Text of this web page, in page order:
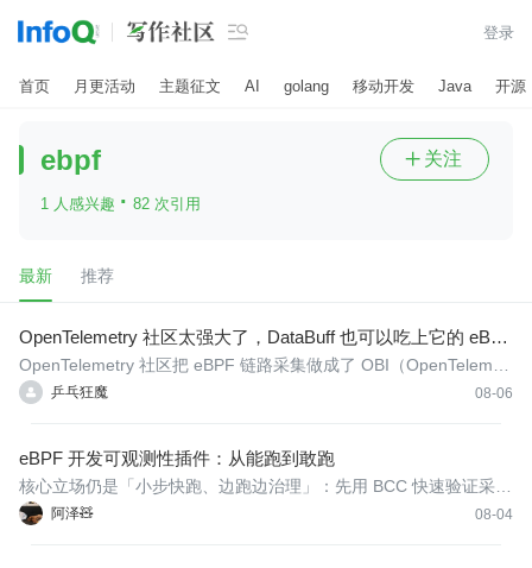
 登录
首页 月更活动 主题征文 AI golang 移动开发 Java 开源
ebpf
1 人感兴趣 · 82 次引用
 关注
最新 推荐
OpenTelemetry 社区太强大了，DataBuff 也可以吃上它的 eBPF
链路了
乒乓狂魔 08-06
OpenTelemetry 社区把 eBPF 链路采集做成了 OBI（OpenTelemetr
y eBPF Instrumentation）。K8s 里在每个节点旁路跑一份 Daemo
目地
eBPF 开发可观测性插件：从能跑到敢跑
阿泽🧸 08-04
核心立场仍是「小步快跑、边跑边治理」：先用 BCC 快速验证采集
逻辑，再通过 CO-RE 编译成独立二进制下沉到生产，最后用统一